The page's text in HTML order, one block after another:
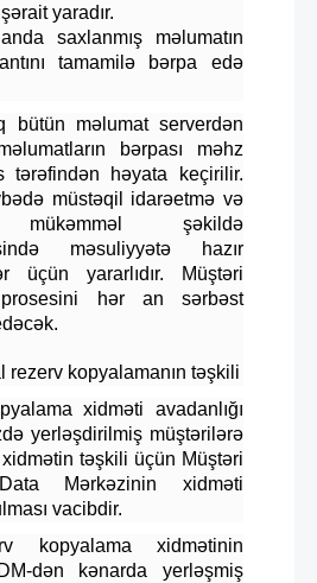
yaradır.
saxlanmış məlumatın
tamamilə bərpa edə
bütün məlumat serverdən
bərpası məhz
tərəfindən həyata keçirilir.
müstəqil idarəetmə və
mükəmməl şəkildə
məsuliyyətə hazır
üçün yararlıdır. Müştəri
prosesini hər an sərbəst
rezerv kopyalamanın təşkili
xidməti avadanlığı
yerləşdirilmiş müştərilərə
təşkili üçün Müştəri
Data Mərkəzinin xidməti
vacibdir.
kopyalama xidmətinin
dən kənarda yerləşmiş